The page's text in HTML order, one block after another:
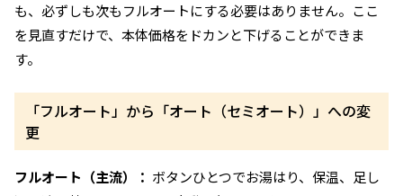
も、必ずしも次もフルオートにする必要はありません。ここ
を見直すだけで、本体価格をドカンと下げることができま
す。
「フルオート」から「オート（セミオート）」への変
更
フルオート（主流）： ボタンひとつでお湯はり、保温、足し